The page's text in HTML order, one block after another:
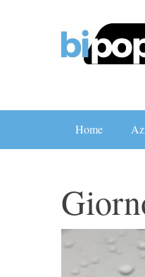
Home